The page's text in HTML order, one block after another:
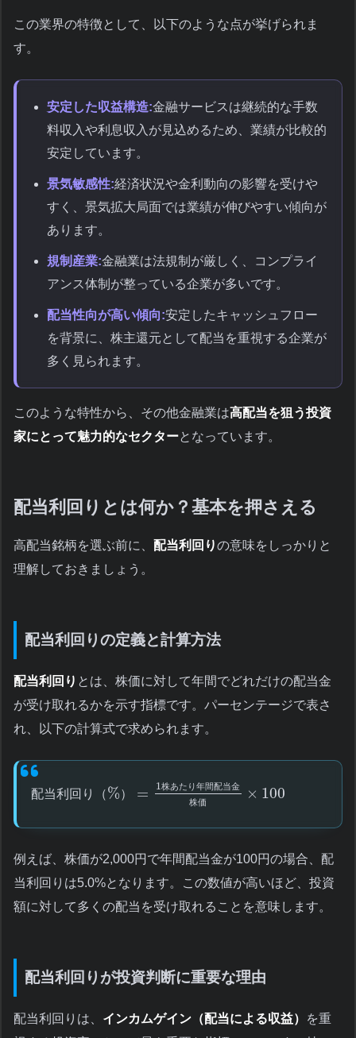
この業界の特徴として、以下のような点が挙げられま
す。
安定した収益構造:金融サービスは継続的な手数
料収入や利息収入が見込めるため、業績が比較的
安定しています。
景気敏感性:経済状況や金利動向の影響を受けや
すく、景気拡大局面では業績が伸びやすい傾向が
あります。
規制産業:金融業は法規制が厳しく、コンプライ
アンス体制が整っている企業が多いです。
配当性向が高い傾向:安定したキャッシュフロー
を背景に、株主還元として配当を重視する企業が
多く見られます。
このような特性から、その他金融業は高配当を狙う投資
家にとって魅力的なセクターとなっています。
配当利回りとは何か？基本を押さえる
高配当銘柄を選ぶ前に、 配当利回りの意味をしっかりと
理解しておきましょう。
配当利回りの定義と計算方法
配当利回り とは、株価に対して年間でどれだけの配当金
が受け取れるかを示す指標です。パーセンテージで表さ
れ、以下の計算式で求められます。
配当利 回 り （%） = 1株あた り年間配当金
株価
× 100
例えば、株価が2,000円で年間配当金が100円の場合、配
当利回りは5.0%となります。この数値が高いほど、投資
額に対して多くの配当を受け取れることを意味します。
配当利回りが投資判断に重要な理由
配当利回りは、 インカムゲイン（配当による収益）
を重